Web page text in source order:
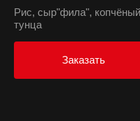
Рис, сыр"фила",
тунца
Заказать